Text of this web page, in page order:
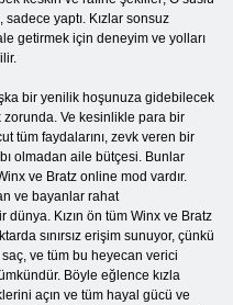
yaptı. Kızlar sonsuz
getirmek için deneyim ve yolları
bir yenilik hoşunuza gidebilecek
Ve kesinlikle para bir
tüm faydalarını, zevk veren bir
olmadan aile bütçesi. Bunlar
ve Bratz online mod vardır.
ve bayanlar rahat
Kızın ön tüm Winx ve Bratz
sınırsız erişim sunuyor, çünkü
ve tüm bu heyecan verici
Böyle eğlence kızla
açın ve tüm hayal gücü ve